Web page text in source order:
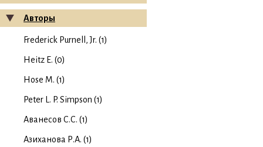
Авторы
Frederick Purnell, Jr. (1)
Heitz E. (0)
Hose M. (1)
Peter L. P. Simpson (1)
Аванесов С.С. (1)
Азиханова Р.А. (1)